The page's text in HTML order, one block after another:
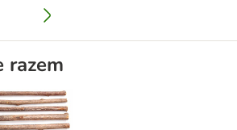
razem
pałeczki dla kota, z silver vine (matatabi)